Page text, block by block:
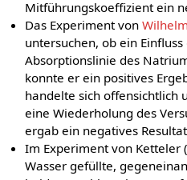
Mitführungskoeffizient ein
Das Experiment von
untersuchen, ob ein
Absorptionslinie des
konnte er ein positives
handelte sich offensichtlich
eine Wiederholung des
ergab ein negatives
Im Experiment von Ketteler
Wasser gefüllte,